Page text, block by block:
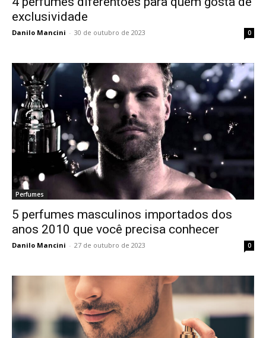
exclusividade
Danilo Mancini - 30 de outubro de 2023 0
Perfumes
5 perfumes masculinos importados dos
anos 2010 que você precisa conhecer
Danilo Mancini - 27 de outubro de 2023 0